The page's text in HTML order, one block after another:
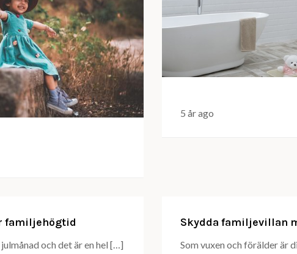
5 år ago
familjehögtid
och det är en hel […]
Skydda familjevillan
Som vuxen och förälder är